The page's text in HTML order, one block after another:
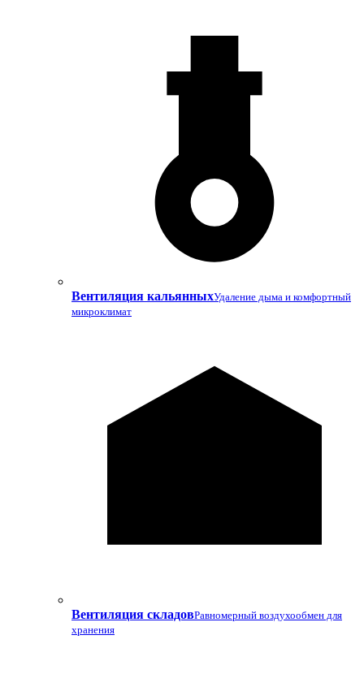
Вентиляция кальянныхУдаление дыма и комфортный
микроклимат
Вентиляция складовРавномерный воздухообмен для
хранения